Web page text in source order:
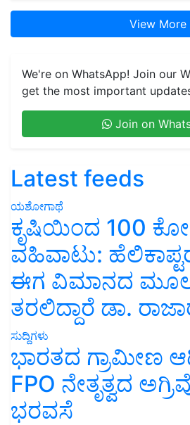
View More
We're on WhatsApp! Join our
get the most important
Join on
Latest feeds
ಯಶೋಗಾಥೆ
ಕೃಷಿಯಿಂದ 100
ವಹಿವಾಟು:
ಈಗ ವಿಮಾನದ ಮೂಲಕ
ತರಲಿದ್ದಾರೆ ಡಾ.
ಸುದ್ದಿಗಳು
ಭಾರತದ ಗ್ರಾಮೀಣ
FPO ನೇತೃತ್ವದ
ಭರವಸೆ